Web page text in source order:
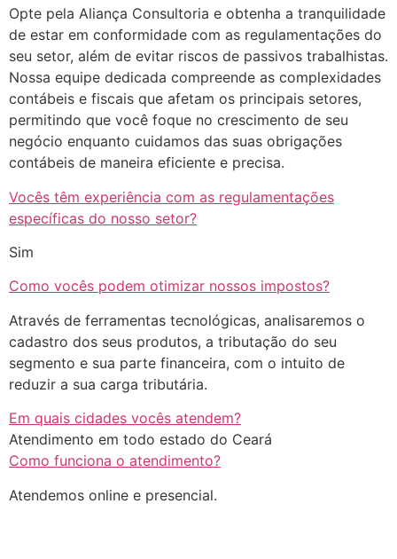
Opte pela Aliança Consultoria e obtenha a tranquilidade
de estar em conformidade com as regulamentações do
seu setor, além de evitar riscos de passivos trabalhistas.
Nossa equipe dedicada compreende as complexidades
contábeis e fiscais que afetam os principais setores,
permitindo que você foque no crescimento de seu
negócio enquanto cuidamos das suas obrigações
contábeis de maneira eficiente e precisa.
Vocês têm experiência com as regulamentações
específicas do nosso setor?
Sim
Como vocês podem otimizar nossos impostos?
Através de ferramentas tecnológicas, analisaremos o
cadastro dos seus produtos, a tributação do seu
segmento e sua parte financeira, com o intuito de
reduzir a sua carga tributária.
Em quais cidades vocês atendem?
Atendimento em todo estado do Ceará
Como funciona o atendimento?
Atendemos online e presencial.